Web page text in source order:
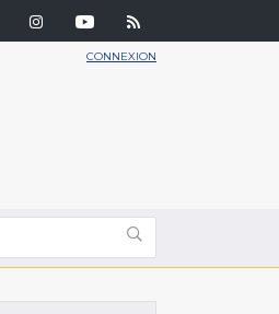
CONNEXION